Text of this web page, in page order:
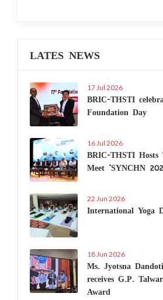
LATES NEWS
17 Jul 2026
BRIC-THSTI
Foundation Day
16 Jul 2026
BRIC-THSTI
Meet ‘SYNCHN
22 Jun 2026
International Yoga
18 Jun 2026
Ms. Jyotsna
receives G.P.
Award